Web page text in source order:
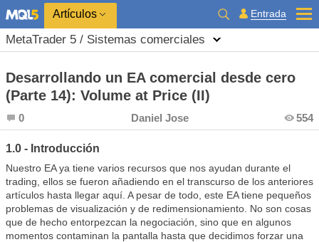
Artículos Entrada
MetaTrader 5 / Sistemas comerciales
Desarrollando un EA comercial desde cero
(Parte 14): Volume at Price (II)
0 Daniel Jose 554
1.0 - Introducción
Nuestro EA ya tiene varios recursos que nos ayudan durante el
trading, ellos se fueron añadiendo en el transcurso de los anteriores
artículos hasta llegar aquí. A pesar de todo, este EA tiene pequeños
problemas de visualización y de redimensionamiento. No son cosas
que de hecho entorpezcan la negociación, sino que en algunos
momentos contaminan la pantalla hasta que decidimos forzar una